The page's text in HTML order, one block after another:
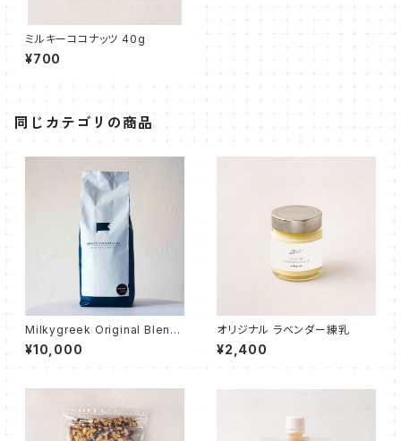
ミルキーココナッツ 40g
¥700
同じカテゴリの商品
Milkygreek Original Blend
Coffee コーヒー豆1kg
¥10,000
オリジナル ラベンダー練乳
¥2,400